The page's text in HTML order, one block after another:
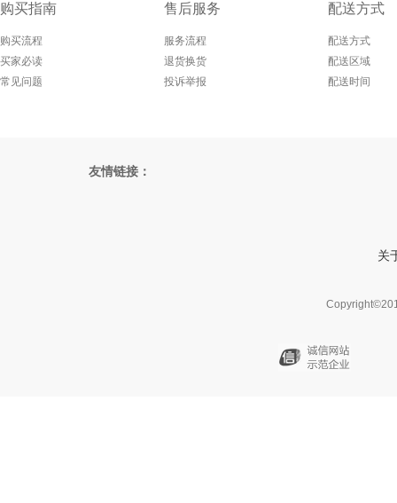
购买指南
购买流程
买家必读
常见问题
售后服务
服务流程
退货换货
投诉举报
配送方式
配送方式
配送区域
配送时间
友情链接：
关